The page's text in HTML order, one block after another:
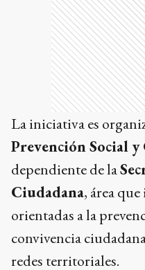
La iniciativa es
Prevención Social
dependiente de la
Ciudadana, área
orientadas a la
convivencia
redes territoriales.